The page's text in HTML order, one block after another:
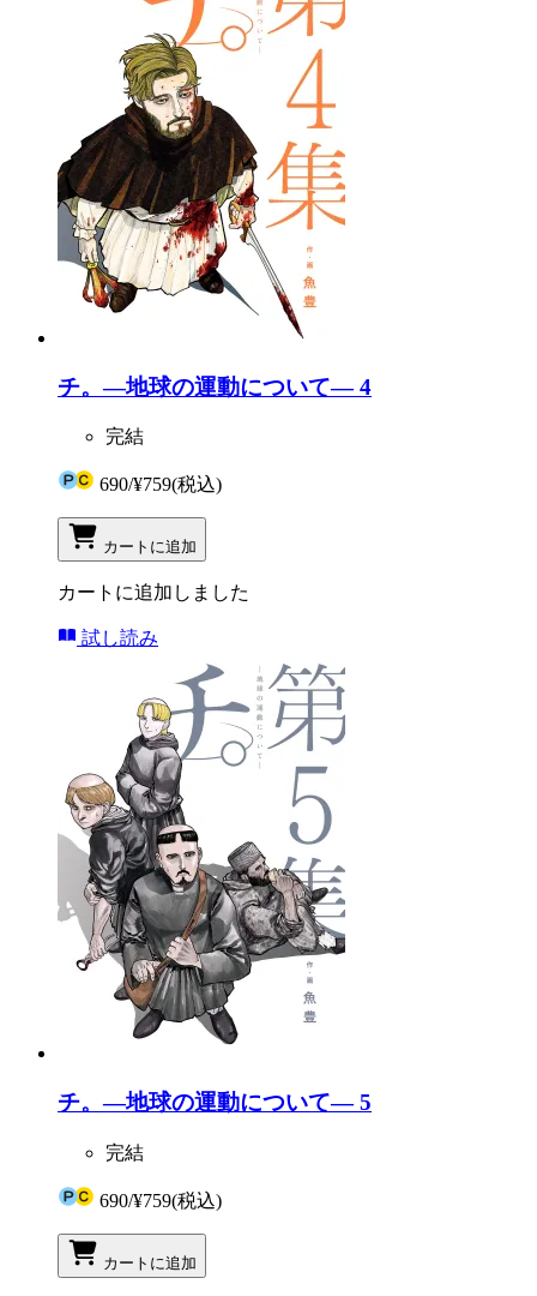
チ。―地球の運動について― 4
完結
690/¥759(税込)
カートに追加
カートに追加しました
試し読み
チ。―地球の運動について― 5
完結
690/¥759(税込)
カートに追加